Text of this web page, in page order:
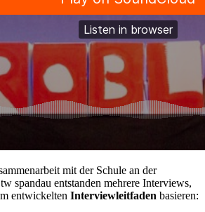
mit der Schule an der
spandau entstanden mehrere Interviews,
entwickelten Interviewleitfaden basieren: